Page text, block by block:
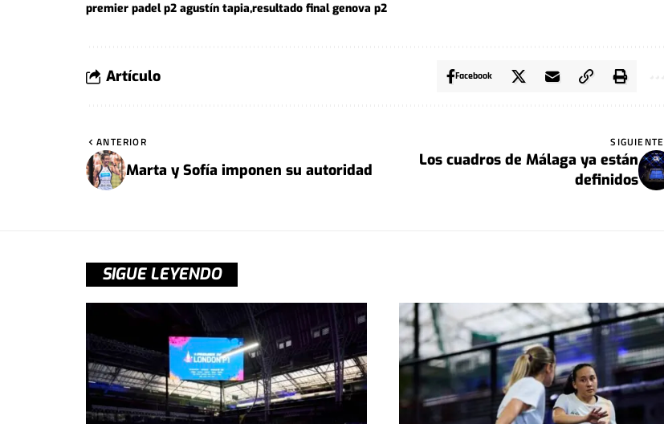
premier padel p2 agustín tapia resultado final genova p2
Artículo Facebook
ANTERIOR
Marta y Sofía imponen su autoridad
SIGUIENTE
Los cuadros de Málaga ya están
definidos
SIGUE LEYENDO